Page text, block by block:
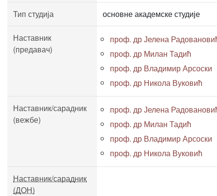
Тип студија основне академске студије
Наставник
(предавач)
проф. др Јелена
проф. др Милан Тадић
проф. др Владимир Арсоски
проф. др Никола Вуковић
Наставник/сарадник
(вежбе)
проф. др Јелена
проф. др Милан Тадић
проф. др Владимир Арсоски
проф. др Никола Вуковић
Наставник/сарадник
(ДОН)